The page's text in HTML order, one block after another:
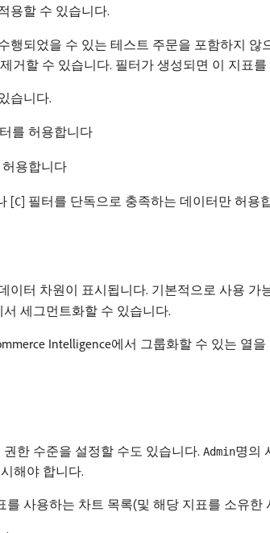
용할 수 있습니다.
행되었을 수 있는 테스트 주문을 포함하지
거할 수 있습니다. 필터가 생성되면 이 지표
습니다.
를 허용합니다
용합니다
[C] 필터를 단독으로 충족하는 데이터만 허용
터 차원이 표시됩니다. 기본적으로 사용
세그먼트화할 수 있습니다.
Intelligence에서 그룹화할 수 있는 열을
한 수준을 설정할 수도 있습니다. Admin명의
해야 합니다.
를 사용하는 차트 목록(및 해당 지표를 소유한